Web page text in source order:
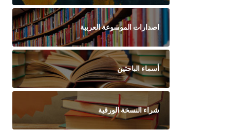
اصدارات الموسوعة العربية
أسماء الباحثين
شراء النسخة الورقية